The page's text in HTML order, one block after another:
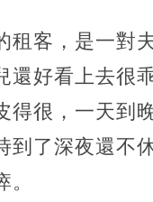
租客，是一對
還好看上去很
得很，一天到
到了深夜還不